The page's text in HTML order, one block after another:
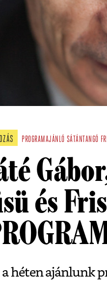
PROGRAMAJÁNLÓ SÁTÁNTANGÓ
és
a héten ajánlunk